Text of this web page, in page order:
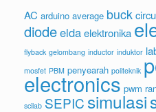
AC arduino average buck
diodeeldaelektronika
flyback gelombang inductor induktor
mosfet PBM penyearah politeknik
electronics pwm
scilab SEPIC simulasi